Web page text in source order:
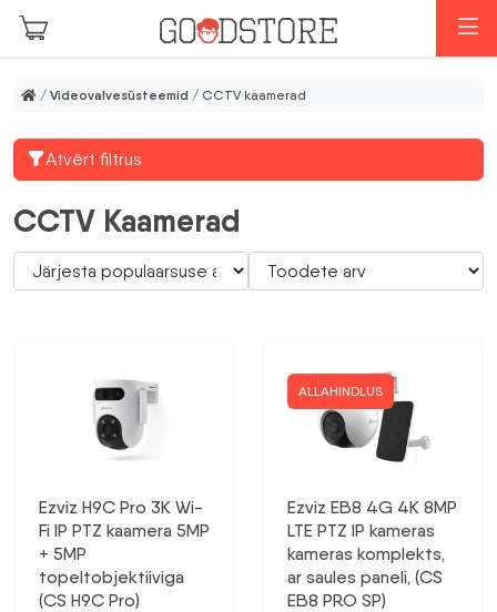
Skip to main content
/ Videovalvesüsteemid / CCTV kaamerad
Atvērt filtrus
CCTV Kaamerad
Ezviz H9C Pro 3K Wi-
Fi IP PTZ kaamera 5MP
+ 5MP
topeltobjektiiviga
(CS H9C Pro)
ALLAHINDLUS
Ezviz EB8 4G 4K 8MP
LTE PTZ IP kameras
kameras komplekts,
ar saules paneli, (CS
EB8 PRO SP)